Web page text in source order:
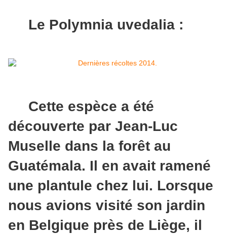
Le Polymnia uvedalia :
Cette espèce a été
découverte par Jean-Luc
Muselle dans la forêt au
Guatémala. Il en avait ramené
une plantule chez lui. Lorsque
nous avions visité son jardin
en Belgique près de Liège, il